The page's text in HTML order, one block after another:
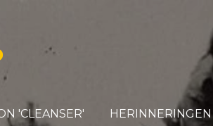
'CLEANSER' HERINNERINGEN